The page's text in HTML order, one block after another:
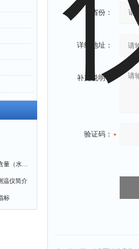
测量四氧化二氮中的相当水含量（水红外分析仪）
温仪简介
标
省份：
详细地址：
补充说明：
验证码：